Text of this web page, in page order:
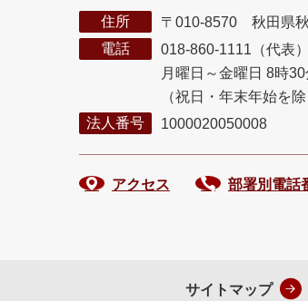
住所
〒010-8570 秋田県
電話
018-860-1111（代表）
月曜日～金曜日 8時
（祝日・年末年始を除
法人番号
1000020050008
アクセス 部署別電話
サイトマップ